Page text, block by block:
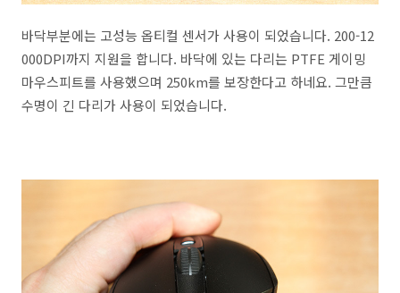
바닥부분에는 고성능 옵티컬 센서가 사용이 되었습니다. 200-12
000DPI까지 지원을 합니다. 바닥에 있는 다리는 PTFE 게이밍
마우스피트를 사용했으며 250km를 보장한다고 하네요. 그만큼
수명이 긴 다리가 사용이 되었습니다.